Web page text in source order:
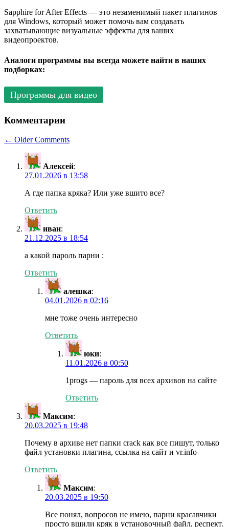
Sapphire for After Effects — это незаменимый пакет плагинов
для Windows, который может помочь вам создавать
захватывающие визуальные эффекты для ваших
видеопроектов.
Аналоги программы вы всегда можете найти в наших
подборках:
Программы для видео
Комментарии
Comment
navigation
← Older Comments
Алексей:
27.01.2026 в 13:58
А где папка кряка? Или уже вшито все?
Ответить
иван:
21.12.2025 в 18:54
а какой пароль парни :
Ответить
алешка:
04.01.2026 в 02:16
мне тоже очень интересно
Ответить
юки:
11.01.2026 в 00:50
1progs — пароль для всех архивов на сайте
Ответить
Максим:
20.03.2025 в 19:48
Почему в архиве нет папки crack как все пишут, только
файл установки плагина, ссылка на сайт и vr.info
Ответить
Максим:
20.03.2025 в 19:50
Все понял, вопросов не имею, парни красавчики
просто вшили кряк в установочный файл, респект.